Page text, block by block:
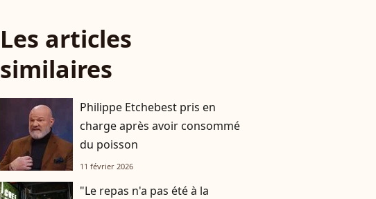
Les articles
similaires
Philippe Etchebest pris en
charge après avoir consommé
du poisson
11 février 2026
"Le repas n'a pas été à la